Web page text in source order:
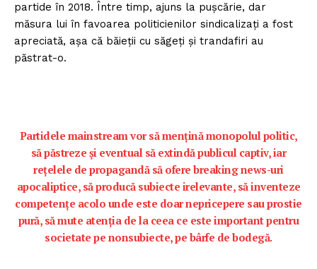
partide în 2018. Între timp, ajuns la pușcărie, dar
măsura lui în favoarea politicienilor sindicalizați a fost
apreciată, așa că băieții cu săgeți și trandafiri au
păstrat-o.
Partidele mainstream vor să mențină monopolul politic,
să păstreze și eventual să extindă publicul captiv, iar
rețelele de propagandă să ofere breaking news-uri
apocaliptice, să producă subiecte irelevante, să inventeze
competențe acolo unde este doar nepricepere sau prostie
pură, să mute atenția de la ceea ce este important pentru
societate pe nonsubiecte, pe bârfe de bodegă.